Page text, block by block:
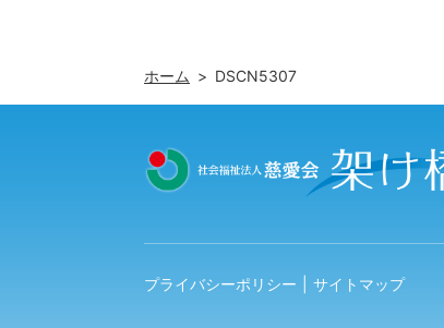
ホーム DSCN5307
プライバシーポリシー サイトマップ